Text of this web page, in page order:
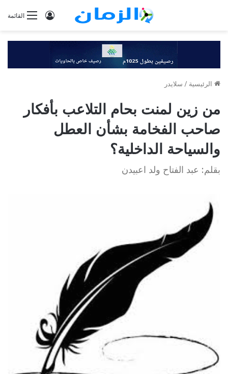
القائمةتسجيل
الرئيسية / سلايدر
من زين لمنت بحام التلاعب بأفكار
صاحب الفخامة بشأن العطل
والسياحة الداخلية؟
بقلم: عبد الفتاح ولد اعبيدن